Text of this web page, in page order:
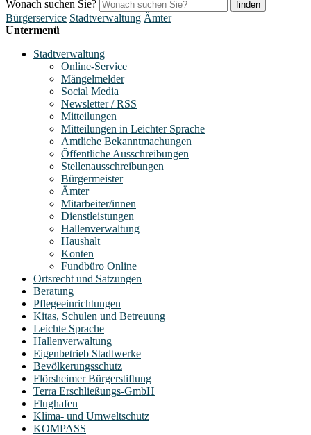
Wonach suchen Sie?
finden
Bürgerservice Stadtverwaltung Ämter
Untermenü
Stadtverwaltung
Online-Service
Mängelmelder
Social Media
Newsletter / RSS
Mitteilungen
Mitteilungen in Leichter Sprache
Amtliche Bekanntmachungen
Öffentliche Ausschreibungen
Stellenausschreibungen
Bürgermeister
Ämter
Mitarbeiter/innen
Dienstleistungen
Hallenverwaltung
Haushalt
Konten
Fundbüro Online
Ortsrecht und Satzungen
Beratung
Pflegeeinrichtungen
Kitas, Schulen und Betreuung
Leichte Sprache
Hallenverwaltung
Eigenbetrieb Stadtwerke
Bevölkerungsschutz
Flörsheimer Bürgerstiftung
Terra Erschließungs-GmbH
Flughafen
Klima- und Umweltschutz
KOMPASS